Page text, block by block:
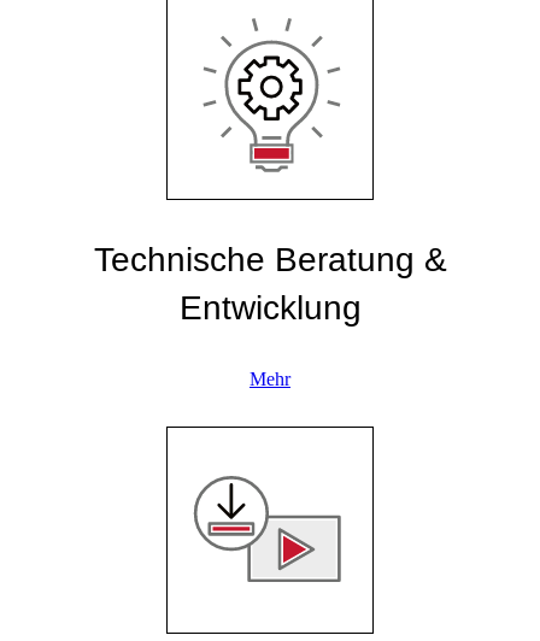
Technische Beratung &
Entwicklung
Mehr